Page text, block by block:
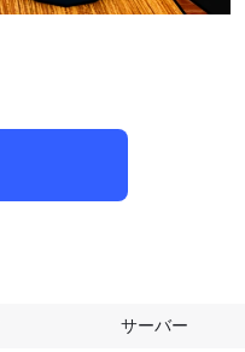
サーバー